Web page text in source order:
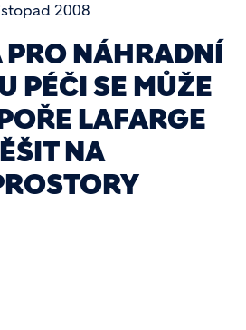
2008
NÁHRADNÍ
PÉČI SE MŮŽE
LAFARGE
NA